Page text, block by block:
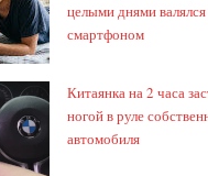
целыми днями валялся
смартфоном
Китаянка на 2 часа
ногой в руле
автомобиля